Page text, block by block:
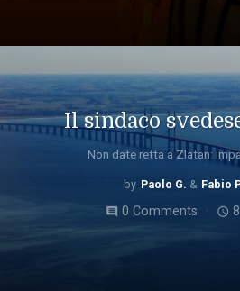
Il sindaco
Non date retta a Zlatan:
Paolo G. Fabio
comment0 Comments access_time